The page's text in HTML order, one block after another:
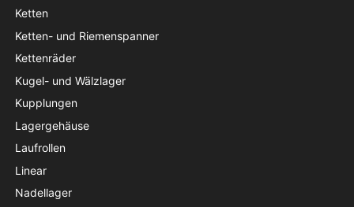
Ketten
Ketten- und Riemenspanner
Kettenräder
Kugel- und Wälzlager
Kupplungen
Lagergehäuse
Laufrollen
Linear
Nadellager